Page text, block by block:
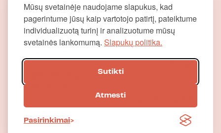
Mūsų svetainėje naudojame slapukus, kad
pagerintume jūsų kaip vartotojo patirtį, pateiktume
individualizuotą turinį ir analizuotume mūsų
svetainės lankomumą. Slapukų politika.
Sutikti
Atmesti
Pasirinkimai
Valdymas ir papildomos funkcijos
Intuityvus valdymo pultas su LED ekranu
naudotojo ūgį
“ padėtis
Reguliuojamas masažointensyvumas, greitis,
Masažo trukmės pasirinkimas:
10 / 20 / 30 min